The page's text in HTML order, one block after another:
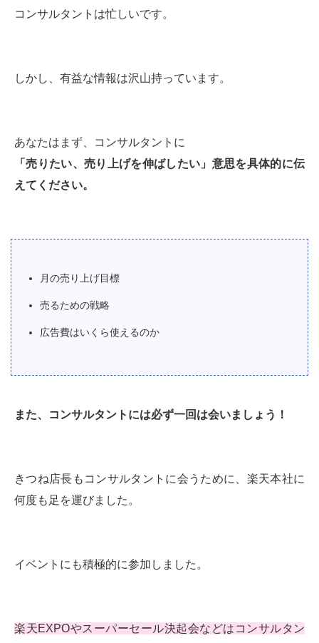
コンサルタントは忙しいです。
しかし、有益な情報は沢山持っています。
あなたはまず、コンサルタントに
「売りたい、売り上げを伸ばしたい」意思を具体的に伝
えてください。
月の売り上げ目標
売るための戦略
広告費はいくら使えるのか
また、コンサルタントには必ず一回は会いましょう！
きつね店長もコンサルタントに会うために、楽天本社に
何度も足を運びました。
イベントにも積極的に参加しました。
楽天EXPOやスーパーセール決起会などはコンサルタン